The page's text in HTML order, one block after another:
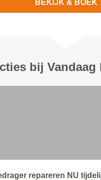
BEKIJK & BOEK
bij Vandaag
repareren NU